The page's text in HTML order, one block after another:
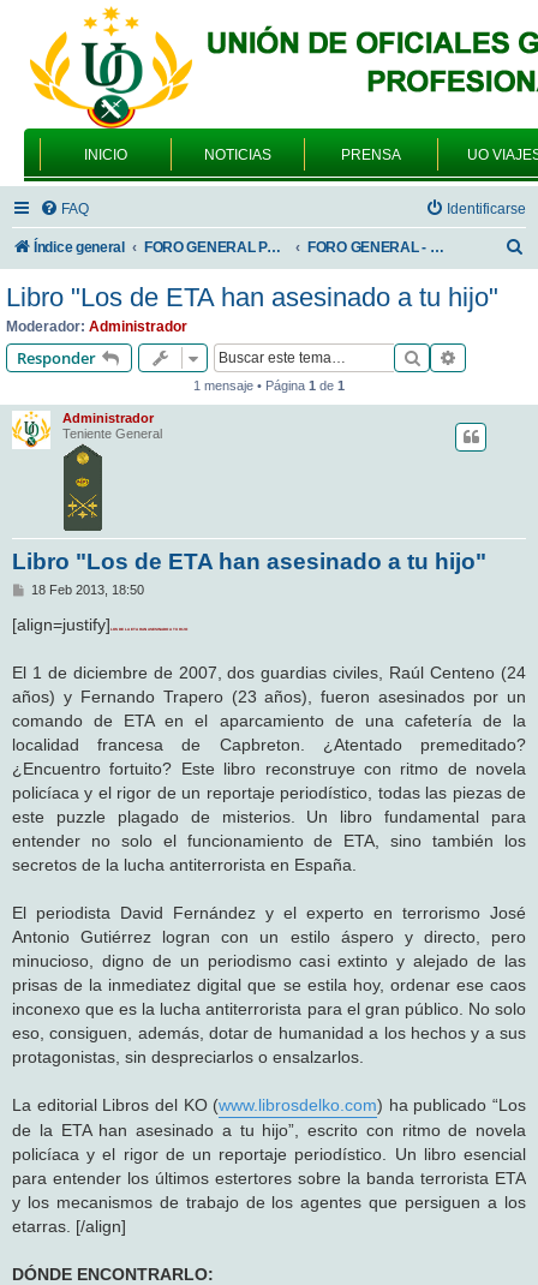
INICIO NOTICIAS PRENSA UO
FAQ Identificarse
Índice general FORO GENERAL PARA TODOS LOS USUARIOS FORO GENERAL - VARIEDADES
r
Libro "Los de ETA han asesinado a tu hijo"
Moderador: Administrador
Responder Buscar
1 mensaje • Página 1 de 1
Administrador
Teniente General
Libro "Los de ETA han asesinado a tu hijo"
M
n
s
j
e
18 Feb 2013, 18:50
[align=justify] LOS DE LA ETA HAN ASESINADO A TU HIJO
El 1 de diciembre de 2007, dos guardias civiles, Raúl Centeno (24
años) y Fernando Trapero (23 años), fueron asesinados por un
comando de ETA en el aparcamiento de una cafetería de la
localidad francesa de Capbreton. ¿Atentado premeditado?
¿Encuentro fortuito? Este libro reconstruye con ritmo de novela
policíaca y el rigor de un reportaje periodístico, todas las piezas de
este puzzle plagado de misterios. Un libro fundamental para
entender no solo el funcionamiento de ETA, sino también los
secretos de la lucha antiterrorista en España.
El periodista David Fernández y el experto en terrorismo José
Antonio Gutiérrez logran con un estilo áspero y directo, pero
minucioso, digno de un periodismo casi extinto y alejado de las
prisas de la inmediatez digital que se estila hoy, ordenar ese caos
inconexo que es la lucha antiterrorista para el gran público. No solo
eso, consiguen, además, dotar de humanidad a los hechos y a sus
protagonistas, sin despreciarlos o ensalzarlos.
La editorial Libros del KO (www.librosdelko.com) ha publicado “Los
de la ETA han asesinado a tu hijo”, escrito con ritmo de novela
policíaca y el rigor de un reportaje periodístico. Un libro esencial
para entender los últimos estertores sobre la banda terrorista ETA
y los mecanismos de trabajo de los agentes que persiguen a los
etarras. [/align]
DÓNDE ENCONTRARLO: